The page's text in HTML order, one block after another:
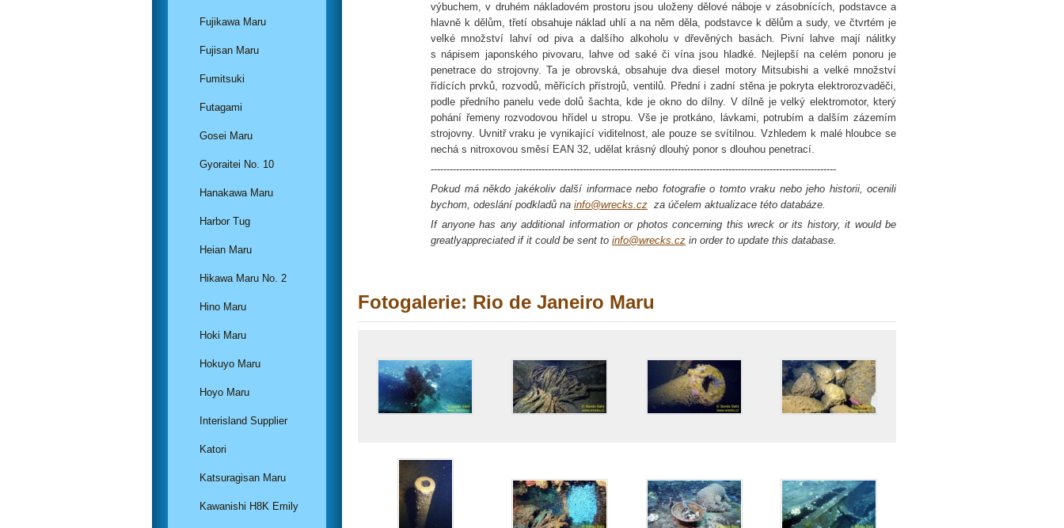
výbuchem, v druhém nákladovém prostoru jsou uloženy dělové náboje v zásobnících, podstavce a
hlavně k dělům, třetí obsahuje náklad uhlí a na něm děla, podstavce k dělům a sudy, ve čtvrtém je
velké množství lahví od piva a dalšího alkoholu v dřevěných basách. Pivní lahve mají nálitky
s nápisem japonského pivovaru, lahve od saké či vína jsou hladké. Nejlepší na celém ponoru je
penetrace do strojovny. Ta je obrovská, obsahuje dva diesel motory Mitsubishi a velké množství
řídících prvků, rozvodů, měřících přístrojů, ventilů. Přední i zadní stěna je pokryta elektrorozvaděči,
podle předního panelu vede dolů šachta, kde je okno do dílny. V dílně je velký elektromotor, který
pohání řemeny rozvodovou hřídel u stropu. Vše je protkáno, lávkami, potrubím a dalším zázemím
strojovny. Uvnitř vraku je vynikající viditelnost, ale pouze se svítilnou. Vzhledem k malé hloubce se
nechá s nitroxovou směsí EAN 32, udělat krásný dlouhý ponor s dlouhou penetrací.
--------------------------------------------------------------------------------------------------------------------------------
Pokud má někdo jakékoliv další informace nebo fotografie o tomto vraku nebo jeho historii, ocenili
bychom, odeslání podkladů na info@wrecks.cz za účelem aktualizace této databáze.
If anyone has any additional information or photos concerning this wreck or its history, it would be
greatlyappreciated if it could be sent to info@wrecks.cz in order to update this database.
Fotogalerie: Rio de Janeiro Maru
Fujikawa Maru
Fujisan Maru
Fumitsuki
Futagami
Gosei Maru
Gyoraitei No. 10
Hanakawa Maru
Harbor Tug
Heian Maru
Hikawa Maru No. 2
Hino Maru
Hoki Maru
Hokuyo Maru
Hoyo Maru
Interisland Supplier
Katori
Katsuragisan Maru
Kawanishi H8K Emily